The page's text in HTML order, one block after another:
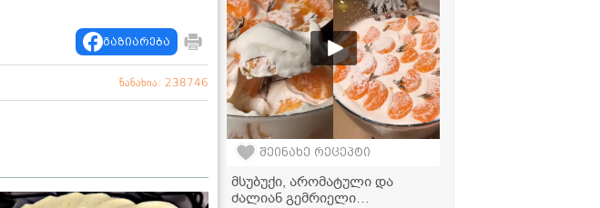
გაზიარება
ნანახია: 238746
შეინახე რეცეპტი
მსუბუქი, არომატული და
ძალიან გემრიელი